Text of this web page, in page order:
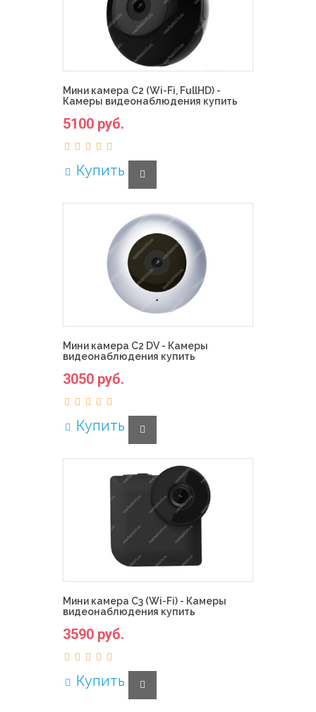
Мини камера C2 (Wi-Fi, FullHD) -
Камеры видеонаблюдения купить
5100 руб.
Купить
Мини камера C2 DV - Камеры
видеонаблюдения купить
3050 руб.
Купить
Мини камера C3 (Wi-Fi) - Камеры
видеонаблюдения купить
3590 руб.
Купить